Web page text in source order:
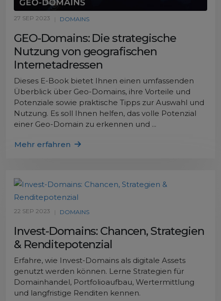
27 SEP 2023 | DOMAINS
GEO-Domains: Die strategische
Nutzung von geografischen
Internetadressen
Dieses E-Book bietet Ihnen einen umfassenden
Überblick über Geo-Domains, ihre Vorteile und
Potenziale sowie praktische Tipps zur Auswahl und
Nutzung. Es soll Ihnen helfen, das volle Potenzial
einer Geo-Domain zu erkennen und ...
Mehr erfahren
22 SEP 2023 | DOMAINS
Invest-Domains: Chancen, Strategien
& Renditepotenzial
Erfahre, wie Invest-Domains als digitale Assets
genutzt werden können. Lerne Strategien für
Domainhandel, Portfolioaufbau, Wertermittlung
und langfristige Renditen kennen.